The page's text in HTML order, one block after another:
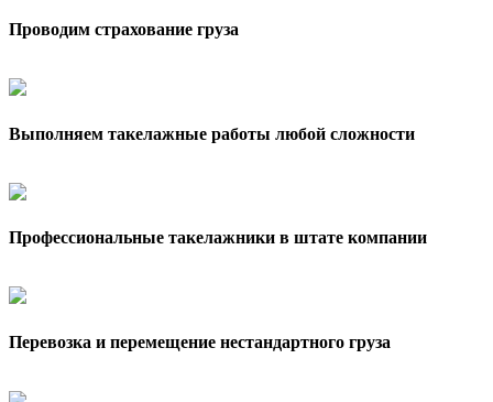
Проводим страхование груза
Выполняем такелажные работы любой сложности
Профессиональные такелажники в штате компании
Перевозка и перемещение нестандартного груза